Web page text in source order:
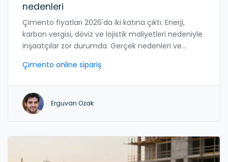
nedenleri
Çimento fiyatları 2026'da iki katına çıktı. Enerji,
karbon vergisi, döviz ve lojistik maliyetleri nedeniyle
inşaatçılar zor durumda. Gerçek nedenleri ve
Çimento online sipariş
Erguvan Ozak